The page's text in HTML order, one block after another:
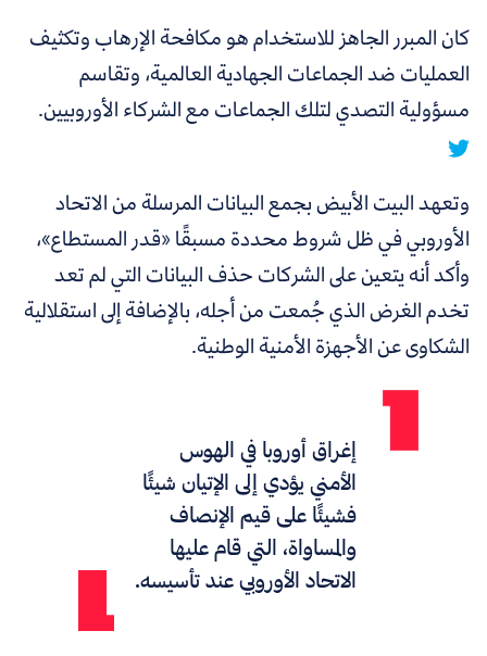
كان المبرر الجاهز للاستخدام هو مكافحة الإرهاب وتكثيف
العمليات ضد الجماعات الجهادية العالمية، وتقاسم
مسؤولية التصدي لتلك الجماعات مع الشركاء الأوروبيين.
وتعهد البيت الأبيض بجمع البيانات المرسلة من الاتحاد
الأوروبي في ظل شروط محددة مسبقًا «قدر المستطاع»،
وأكد أنه يتعين على الشركات حذف البيانات التي لم تعد
تخدم الغرض الذي جُمعت من أجله، بالإضافة إلى استقلالية
الشكاوى عن الأجهزة الأمنية الوطنية.
إغراق أوروبا في الهوس
الأمني يؤدي إلى الإتيان شيئًا
فشيئًا على قيم الإنصاف
والمساواة، التي قام عليها
الاتحاد الأوروبي عند تأسيسه.